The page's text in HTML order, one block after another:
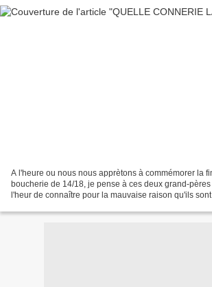
A l'heure ou nous nous apprètons à commémorer la
boucherie de 14/18, je pense à ces deux grand-
l'heur de connaître pour la mauvaise raison qu'ils sont